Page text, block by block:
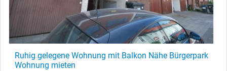
Ruhig gelegene Wohnung mit Balkon Nähe Bürgerpark
Wohnung mieten